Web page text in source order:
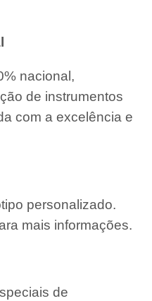
nacional,
de instrumentos
com a excelência e
personalizado.
mais informações.
de